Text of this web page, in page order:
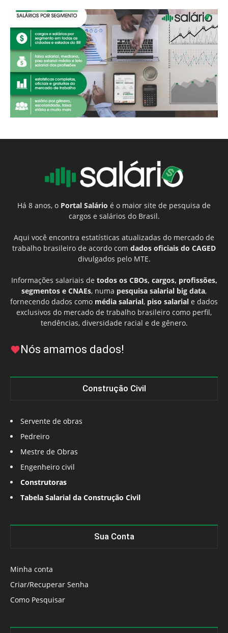
Há 8 anos, o Portal Salário é o maior site de pesquisa de
cargos e salários do Brasil.
Aqui você encontra estatísticas atualizadas do mercado de
trabalho brasileiro de acordo com dados oficiais do CAGED
divulgados pelo MTE.
Informações salariais de todos os CBOs, cargos, profissões,
segmentos e CNAEs, numa pesquisa salarial big data,
fornecendo dados como média salarial, piso salarial e dados
exclusivos do mercado de trabalho brasileiro como perfil,
tendências, diversidade racial e de gênero.
Nós amamos dados!
Construção Civil
Servente de obras
Pedreiro
Mestre de Obras
Engenheiro civil
Construtoras
Tabela Salarial da Construção Civil
Sua Conta
Minha conta
Criar/Recuperar Senha
Como Pesquisar